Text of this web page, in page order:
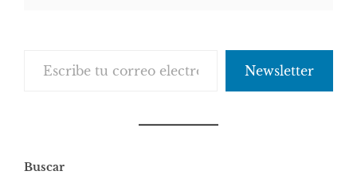
Newsletter
Buscar